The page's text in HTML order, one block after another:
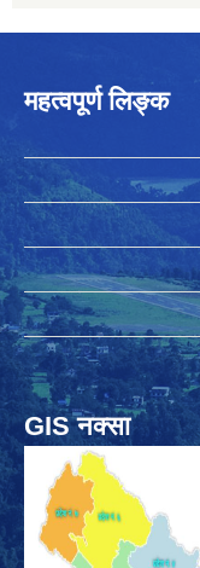
महत्वपूर्ण लिङ्क
GIS नक्सा